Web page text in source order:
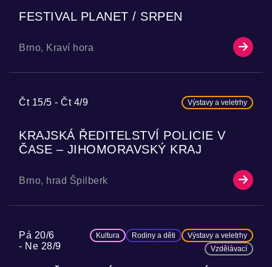
FESTIVAL PLANET / SRPEN
Brno, Kraví hora
Čt 15/5 Čt 4/9 Výstavy a veletrhy
KRAJSKÁ ŘEDITELSTVÍ POLICIE V
ČASE – JIHOMORAVSKÝ KRAJ
Brno, hrad Špilberk
Pá 20/6
Ne 28/9
Kultura Rodiny a děti
Výstavy a veletrhy
Vzdělávací